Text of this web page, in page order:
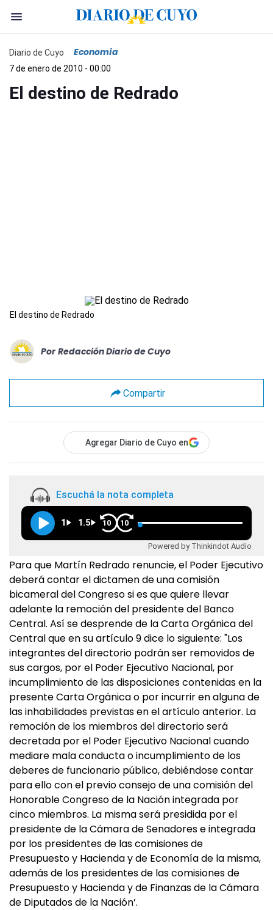
Diario de Cuyo Economía
7 de enero de 2010 - 00:00
El destino de Redrado
El destino de Redrado
Por Redacción Diario de Cuyo
Compartir
Agregar Diario de Cuyo en
Escuchá la nota completa
1 1.5 10 10
Powered by Thinkindot Audio
Para que Martín Redrado renuncie, el Poder Ejecutivo
deberá contar el dictamen de una comisión
bicameral del Congreso si es que quiere llevar
adelante la remoción del presidente del Banco
Central. Así se desprende de la Carta Orgánica del
Central que en su artículo 9 dice lo siguiente: "Los
integrantes del directorio podrán ser removidos de
sus cargos, por el Poder Ejecutivo Nacional, por
incumplimiento de las disposiciones contenidas en la
presente Carta Orgánica o por incurrir en alguna de
las inhabilidades previstas en el artículo anterior. La
remoción de los miembros del directorio será
decretada por el Poder Ejecutivo Nacional cuando
mediare mala conducta o incumplimiento de los
deberes de funcionario público, debiéndose contar
para ello con el previo consejo de una comisión del
Honorable Congreso de la Nación integrada por
cinco miembros. La misma será presidida por el
presidente de la Cámara de Senadores e integrada
por los presidentes de las comisiones de
Presupuesto y Hacienda y de Economía de la misma,
además de los presidentes de las comisiones de
Presupuesto y Hacienda y de Finanzas de la Cámara
de Diputados de la Nación’.